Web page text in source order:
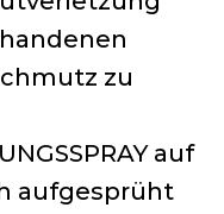
zu
auf
aufgesprüht